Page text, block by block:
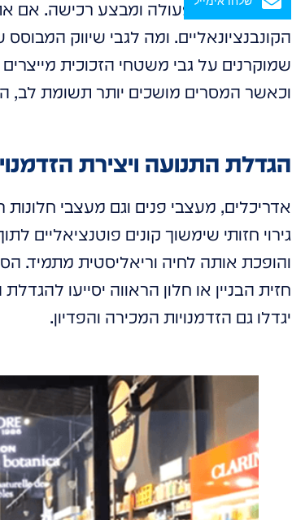
עד שהוא נע לפעולה ומבצע רכישה. אם
הקונבנציונאליים. ומה לגבי שיווק המבוסס
שמוקרנים על גבי משטחי הזכוכית מייצרים
וכאשר המסרים מושכים יותר תשומת לב,
הגדלת התנועה ויצירת
אדריכלים, מעצבי פנים וגם מעצבי
גירוי חזותי שימשוך קונים פוטנציאליים
והופכת אותה לחיה וריאליסטית מתמיד.
חזית הבניין או חלון הראווה יסייעו
יגדלו גם הזדמנויות המכירה והפדיון.